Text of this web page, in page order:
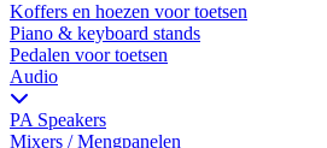
Koffers en hoezen voor toetsen
Piano & keyboard stands
Pedalen voor toetsen
Audio
PA Speakers
Mixers / Mengpanelen